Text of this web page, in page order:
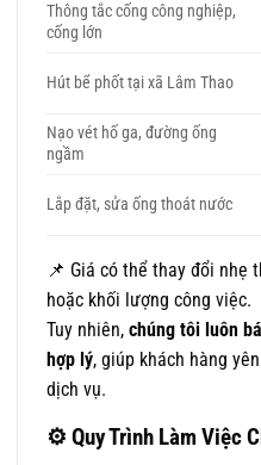
Thông tắc cống công nghiệp,
cống lớn
Hút bể phốt tại xã Lâm Thao
Nạo vét hố ga, đường ống
ngầm
Lắp đặt, sửa ống thoát nước
📌 Giá có thể thay đổi nhẹ
hoặc khối lượng công việc.
Tuy nhiên, chúng tôi luôn
hợp lý, giúp khách hàng
dịch vụ.
⚙️ Quy Trình Làm Việc